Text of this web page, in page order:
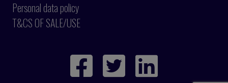
Personal data policy
T&CS OF SALE/USE